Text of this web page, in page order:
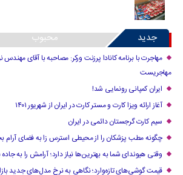
جدید محبوب
مهاجرت با برنامه کانادا پرزنت ورکر: مصاحبه با آقای مهندس
مهاجریست
ایران کمپانی رونمایی شد!
آغاز ارائه ویزا کارت و مستر کارت در ایران از شهریور ۱۴۰۱
سیم کارت گرجستان دائمی در ایران
چگونه مطب پزشکان را از محیطی استرس زا به فضای آرام
وقتی هیوندای شما به بهترین‌ها نیاز دارد؛ آرامش را به جاده
قیمت گوشی‌های تازه‌وارد؛ نگاهی به نرخ مدل‌های جدید